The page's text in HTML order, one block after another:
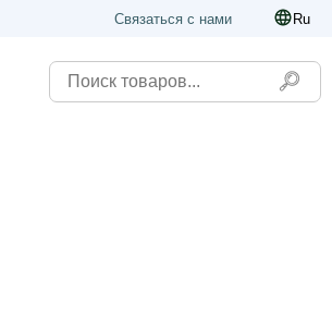
Связаться с нами Ru